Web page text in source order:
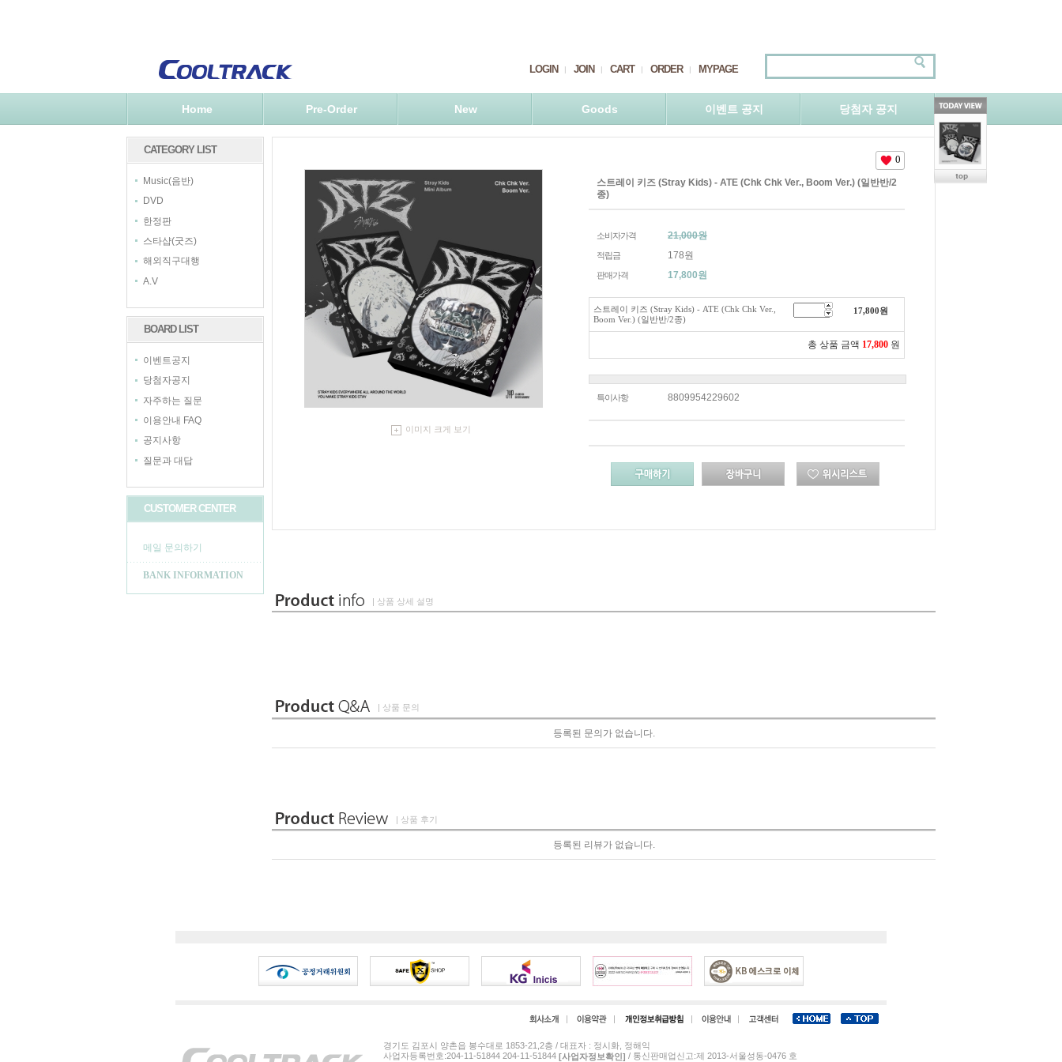
LOGIN JOIN CART ORDER MYPAGE
Home Pre-Order New Goods 이벤트 공지 당첨자 공지
CATEGORY LIST
Music(음반)
DVD
한정판
스타샵(굿즈)
해외직구대행
A.V
BOARD LIST
이벤트공지
당첨자공지
자주하는 질문
이용안내 FAQ
공지사항
질문과 대답
CUSTOMER CENTER
메일 문의하기
BANK INFORMATION
이미지 크게 보기
0
스트레이 키즈 (Stray Kids) - ATE (Chk Chk Ver., Boom Ver.) (일반반/2
종)
소비자가격 21,000원
적립금 178원
판매가격 17,800원
스트레이 키즈 (Stray Kids) - ATE (Chk Chk Ver.,
Boom Ver.) (일반반/2종)
17,800원
총 상품 금액 17,800 원
특이사항 8809954229602
| 상품 상세 설명
| 상품 문의
등록된 문의가 없습니다.
| 상품 후기
등록된 리뷰가 없습니다.
경기도 김포시 양촌읍 봉수대로 1853-21,2층 / 대표자 : 정시화, 정해익
사업자등록번호:204-11-51844 204-11-51844 [사업자정보확인] / 통신판매업신고:제 2013-서울성동-0476 호